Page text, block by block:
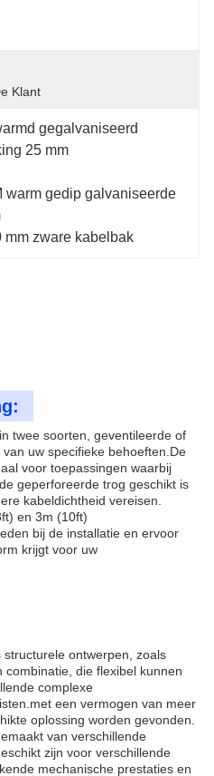
Klant
gegalvaniseerd
25 mm
warm gedip galvaniseerde
mm zware kabelbak
twee soorten, geventileerde of
uw specifieke behoeften.De
voor toepassingen waarbij
geperforeerde trog geschikt is
kabeldichtheid vereisen.
en 3m (10ft)
bij de installatie en ervoor
krijgt voor uw
ontwerpen, zoals
die flexibel kunnen
complexe
een vermogen van meer
oplossing worden gevonden.
van verschillende
zijn voor verschillende
mechanische prestaties en